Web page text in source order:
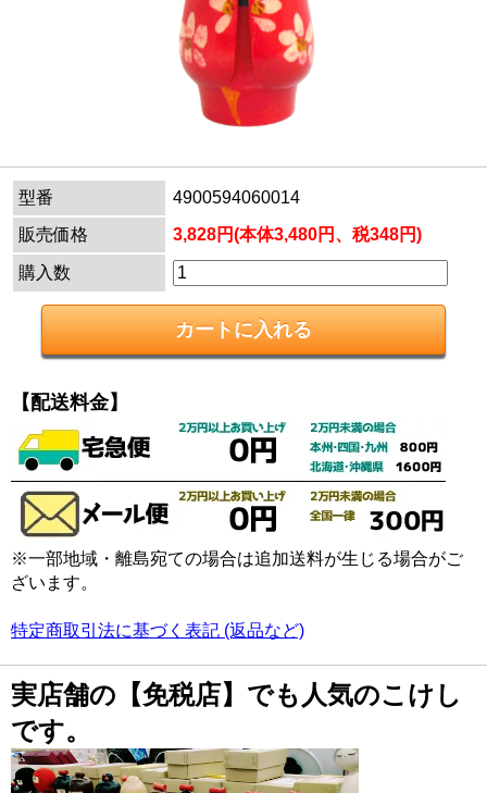
型番
4900594060014
販売価格
3,828円(本体3,480円、税348円)
購入数
【配送料金】
※一部地域・離島宛ての場合は追加送料が生じる場合がご
ざいます。
特定商取引法に基づく表記 (返品など)
実店舗の【免税店】でも人気のこけし
です。